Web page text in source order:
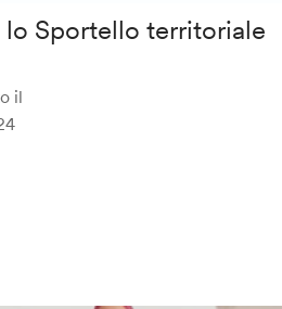
lo Sportello territoriale
il